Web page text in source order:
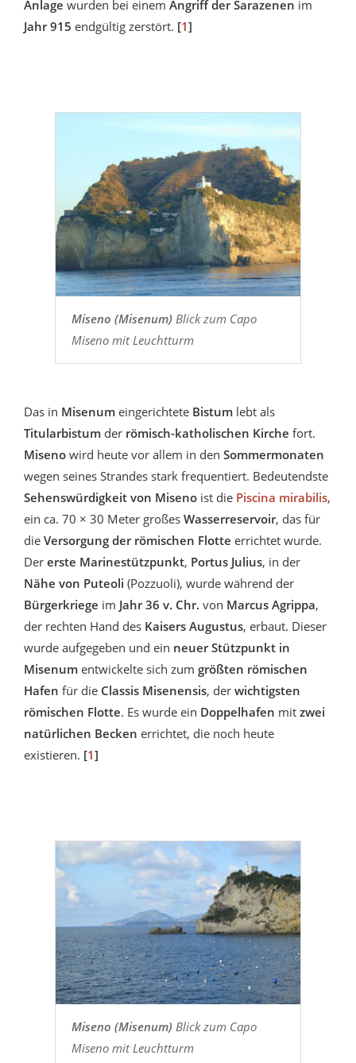
Anlage wurden bei einem Angriff der Sarazenen im
Jahr 915 endgültig zerstört. [1]
Miseno (Misenum) Blick zum Capo
Miseno mit Leuchtturm
Das in Misenum eingerichtete Bistum lebt als
Titularbistum der römisch-katholischen Kirche fort.
Miseno wird heute vor allem in den Sommermonaten
wegen seines Strandes stark frequentiert. Bedeutendste
Sehenswürdigkeit von Miseno ist die Piscina mirabilis,
ein ca. 70 × 30 Meter großes Wasserreservoir, das für
die Versorgung der römischen Flotte errichtet wurde.
Der erste Marinestützpunkt, Portus Julius, in der
Nähe von Puteoli (Pozzuoli), wurde während der
Bürgerkriege im Jahr 36 v. Chr. von Marcus Agrippa,
der rechten Hand des Kaisers Augustus, erbaut. Dieser
wurde aufgegeben und ein neuer Stützpunkt in
Misenum entwickelte sich zum größten römischen
Hafen für die Classis Misenensis, der wichtigsten
römischen Flotte. Es wurde ein Doppelhafen mit zwei
natürlichen Becken errichtet, die noch heute
existieren. [1]
Miseno (Misenum) Blick zum Capo
Miseno mit Leuchtturm